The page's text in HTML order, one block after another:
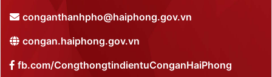
conganthanhpho@haiphong.gov.vn
congan.haiphong.gov.vn
fb.com/CongthongtindientuConganHaiPhong